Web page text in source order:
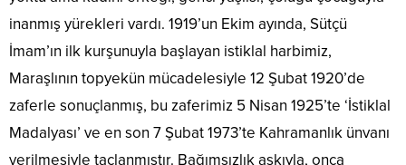
inanmış yürekleri vardı. 1919’un Ekim ayında, Sütçü
İmam’ın ilk kurşunuyla başlayan istiklal harbimiz,
Maraşlının topyekün mücadelesiyle 12 Şubat 1920’de
zaferle sonuçlanmış, bu zaferimiz 5 Nisan 1925’te ‘İstiklal
Madalyası’ ve en son 7 Şubat 1973’te Kahramanlık ünvanı
verilmesiyle taçlanmıştır. Bağımsızlık aşkıyla, onca